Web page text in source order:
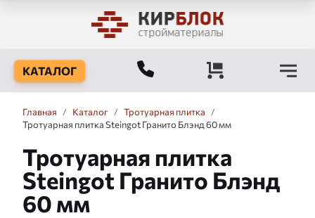
КАТАЛОГ
Главная / Каталог / Тротуарная плитка
/
Тротуарная плитка Steingot Гранито Блэнд 60 мм
Тротуарная плитка
Steingot Гранито Блэнд
60 мм